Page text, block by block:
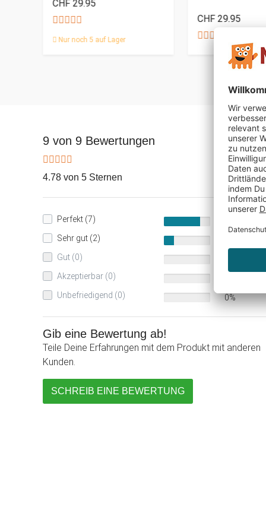
CHF 29.95
Nur noch 5 auf Lager
CHF 29.95
9 von 9 Bewertungen
4.78 von 5 Sternen
Perfekt (7)
Sehr gut (2)
Gut (0)
Akzeptierbar (0)
Unbefriedigend (0)
0%
Gib eine Bewertung ab!
Teile Deine Erfahrungen mit dem Produkt mit anderen
Kunden.
SCHREIB EINE BEWERTUNG